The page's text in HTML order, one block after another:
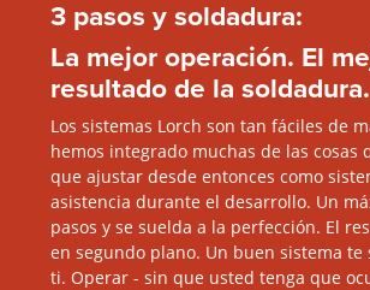
3 pasos y soldadura:
La mejor operación. El
resultado de la soldadura.
Los sistemas Lorch son tan fáciles de
hemos integrado muchas de las cosas
que ajustar desde entonces como
asistencia durante el desarrollo. Un
pasos y se suelda a la perfección. El
en segundo plano. Un buen sistema te
ti. Operar - sin que usted tenga que